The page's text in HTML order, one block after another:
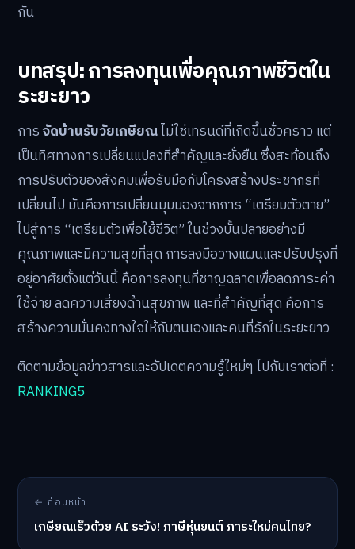
กัน
บทสรุป: การลงทุนเพื่อคุณภาพชีวิตใน
ระยะยาว
การจัดบ้านรับวัยเกษียณไม่ใช่เทรนด์ที่เกิดขึ้นชั่วคราว แต่
เป็นทิศทางการเปลี่ยนแปลงที่สำคัญและยั่งยืน ซึ่งสะท้อนถึง
การปรับตัวของสังคมเพื่อรับมือกับโครงสร้างประชากรที่
เปลี่ยนไป มันคือการเปลี่ยนมุมมองจากการ “เตรียมตัวตาย”
ไปสู่การ “เตรียมตัวเพื่อใช้ชีวิต” ในช่วงบั้นปลายอย่างมี
คุณภาพและมีความสุขที่สุด การลงมือวางแผนและปรับปรุงที่
อยู่อาศัยตั้งแต่วันนี้ คือการลงทุนที่ชาญฉลาดเพื่อลดภาระค่า
ใช้จ่าย ลดความเสี่ยงด้านสุขภาพ และที่สำคัญที่สุด คือการ
สร้างความมั่นคงทางใจให้กับตนเองและคนที่รักในระยะยาว
ติดตามข้อมูลข่าวสารและอัปเดตความรู้ใหม่ๆ ไปกับเราต่อที่ :
RANKING5
← ก่อนหน้า
เกษียณเร็วด้วย AI ระวัง! ภาษีหุ่นยนต์ ภาระใหม่คนไทย?